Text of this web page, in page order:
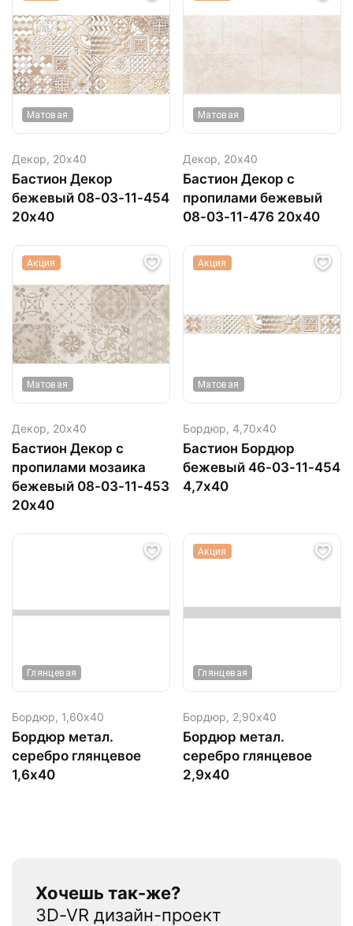
Матовая
Декор, 20х40
Бастион Декор
бежевый 08-03-11-454
20х40
Матовая
Декор, 20х40
Бастион Декор с
пропилами бежевый
08-03-11-476 20х40
Акция
Матовая
Декор, 20х40
Бастион Декор с
пропилами мозаика
бежевый 08-03-11-453
20х40
Акция
Матовая
Бордюр, 4,70х40
Бастион Бордюр
бежевый 46-03-11-454
4,7х40
Глянцевая
Бордюр, 1,60х40
Бордюр метал.
серебро глянцевое
1,6х40
Акция
Глянцевая
Бордюр, 2,90х40
Бордюр метал.
серебро глянцевое
2,9х40
Хочешь так-же?
3D-VR дизайн-проект